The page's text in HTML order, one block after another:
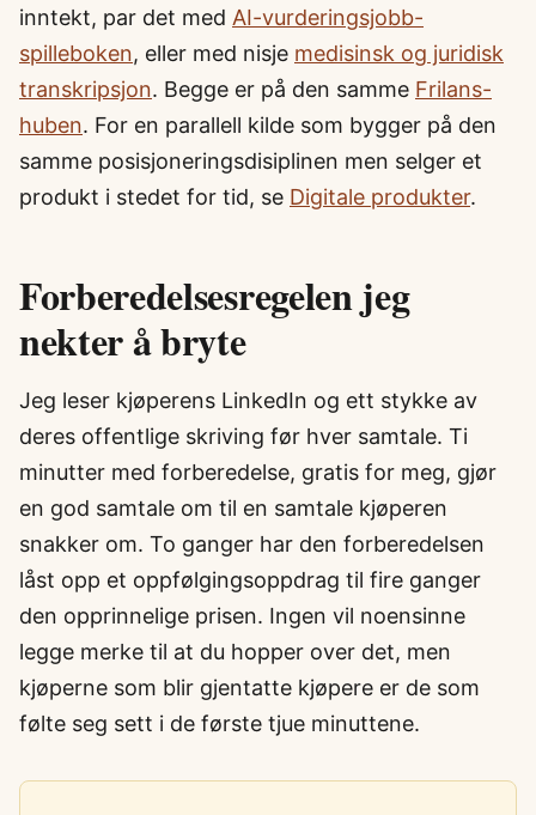
inntekt, par det med AI-vurderingsjobb-
spilleboken, eller med nisje medisinsk og juridisk
transkripsjon. Begge er på den samme Frilans-
huben. For en parallell kilde som bygger på den
samme posisjoneringsdisiplinen men selger et
produkt i stedet for tid, se Digitale produkter.
Forberedelsesregelen jeg
nekter å bryte
Jeg leser kjøperens LinkedIn og ett stykke av
deres offentlige skriving før hver samtale. Ti
minutter med forberedelse, gratis for meg, gjør
en god samtale om til en samtale kjøperen
snakker om. To ganger har den forberedelsen
låst opp et oppfølgingsoppdrag til fire ganger
den opprinnelige prisen. Ingen vil noensinne
legge merke til at du hopper over det, men
kjøperne som blir gjentatte kjøpere er de som
følte seg sett i de første tjue minuttene.